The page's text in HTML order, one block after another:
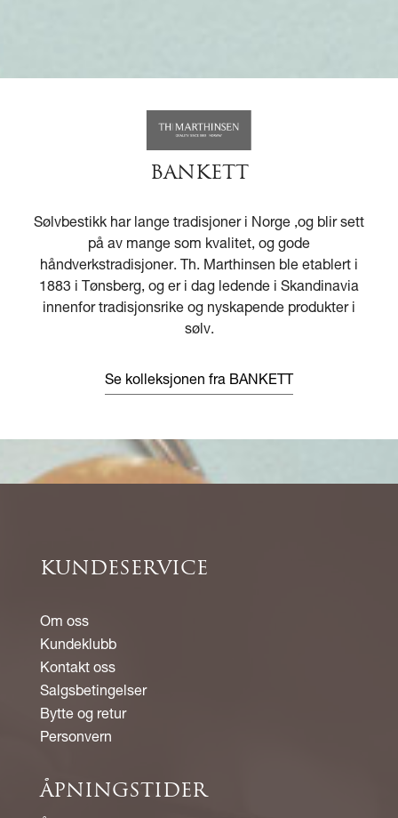
BANKETT
Sølvbestikk har lange tradisjoner i Norge ,og blir sett
på av mange som kvalitet, og gode
håndverkstradisjoner. Th. Marthinsen ble etablert i
1883 i Tønsberg, og er i dag ledende i Skandinavia
innenfor tradisjonsrike og nyskapende produkter i
sølv.
Se kolleksjonen fra BANKETT
KUNDESERVICE
Om oss
Kundeklubb
Kontakt oss
Salgsbetingelser
Bytte og retur
Personvern
ÅPNINGSTIDER